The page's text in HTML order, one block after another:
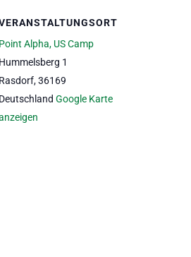
Point Alpha, US Camp
Hummelsberg 1
Rasdorf,36169
Deutschland Google Karte